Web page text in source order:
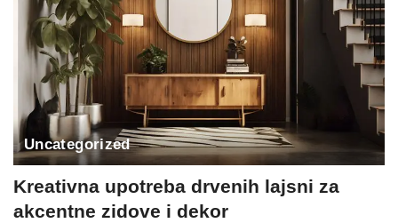
Uncategorized
Kreativna upotreba drvenih lajsni za
akcentne zidove i dekor